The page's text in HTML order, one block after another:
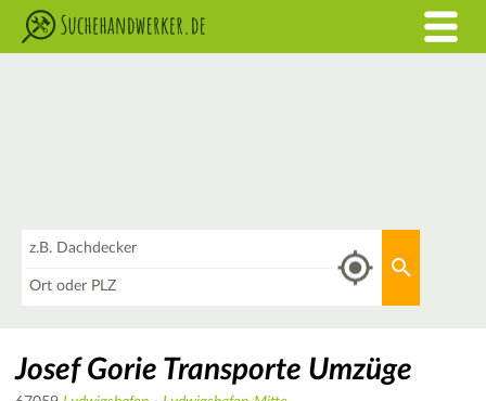
Josef Gorie Transporte Umzüge